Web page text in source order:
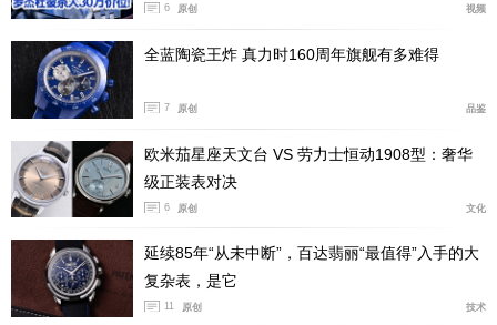
朗格代表着德国制表业的历史。朗格创始人费尔迪南
多.阿道夫.朗格，是德国制表的奠基人，为德国制表发展
做出了杰出的贡献。不幸的是，由于战争的原因，整个德
国制表被炮火所毁，朗格也就此消亡。二战后的德国制表
被充为国营表厂，仅生产平民手表，且不外供。直到1990
年，柏林墙推到之后，德国表才重见天日，朗格也涅槃重
生。
重生后的朗格得到瑞士制表业的大力支持，一跃成为
匹敌百达翡丽的顶级手表品牌。但由于其较晚及长达半个
世纪的断代史。历史的辉煌及当今的技艺，也只得位居第
6 原创 视频
全蓝陶瓷王炸 真力时160周年旗舰有多难得
7 原创 品鉴
欧米茄星座天文台 VS 劳力士恒动1908型：奢华
级正装表对决
6 原创 文化
延续85年“从未中断”，百达翡丽“最值得”入手的大
复杂表，是它
11 原创 技术